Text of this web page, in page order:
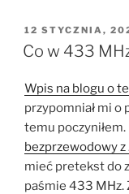
OPUBLIKOWANE
W
12 STYCZNIA,
Co w 433
Wpis na blogu o
przypomniał mi o
temu poczyniłem.
bezprzewodowy z
mieć pretekst do
paśmie 433 MHz.